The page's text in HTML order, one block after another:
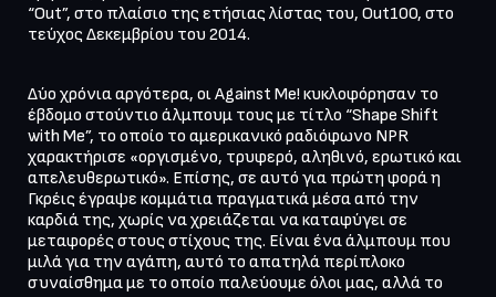
“Out”, στο πλαίσιο της ετήσιας λίστας του, Out100, στο
τεύχος Δεκεμβρίου του 2014.
Δύο χρόνια αργότερα, οι Against Me! κυκλοφόρησαν το
έβδομο στούντιο άλμπουμ τους με τίτλο “Shape Shift
with Me”, το οποίο το αμερικανικό ραδιόφωνο NPR
χαρακτήρισε «οργισμένο, τρυφερό, αληθινό, ερωτικό και
απελευθερωτικό». Επίσης, σε αυτό για πρώτη φορά η
Γκρέις έγραψε κομμάτια πραγματικά μέσα από την
καρδιά της, χωρίς να χρειάζεται να καταφύγει σε
μεταφορές στους στίχους της. Είναι ένα άλμπουμ που
μιλά για την αγάπη, αυτό το απατηλά περίπλοκο
συναίσθημα με το οποίο παλεύουμε όλοι μας, αλλά το